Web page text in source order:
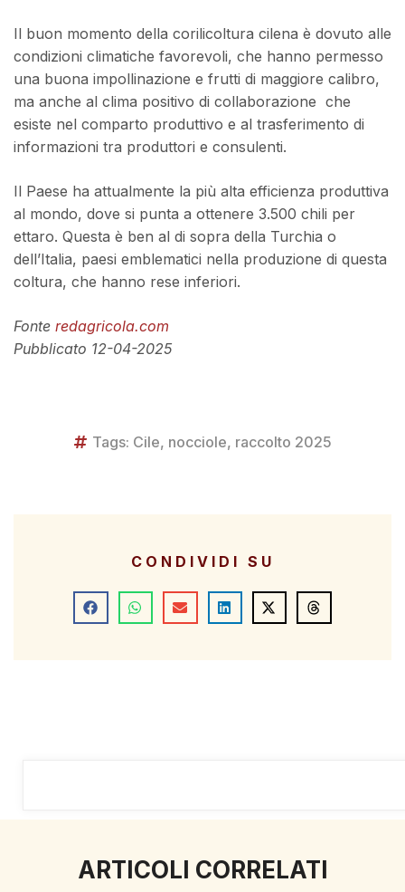
Il buon momento della corilicoltura cilena è dovuto alle
condizioni climatiche favorevoli, che hanno permesso
una buona impollinazione e frutti di maggiore calibro,
ma anche al clima positivo di collaborazione che
esiste nel comparto produttivo e al trasferimento di
informazioni tra produttori e consulenti.
Il Paese ha attualmente la più alta efficienza produttiva
al mondo, dove si punta a ottenere 3.500 chili per
ettaro. Questa è ben al di sopra della Turchia o
dell’Italia, paesi emblematici nella produzione di questa
coltura, che hanno rese inferiori.
Fonte redagricola.com
Pubblicato 12-04-2025
Tags: Cile, nocciole, raccolto 2025
CONDIVIDI SU
ARTICOLI CORRELATI